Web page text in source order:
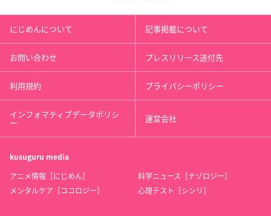
にじめんについて 記事掲載について
お問い合わせ プレスリリース送付先
利用規約 プライバシーポリシー
インフォマティブデータポリシ
ー 運営会社
kusuguru media
アニメ情報［にじめん］
科学ニュース［ナゾロジー］
メンタルケア［ココロジー］
心理テスト［シンリ］